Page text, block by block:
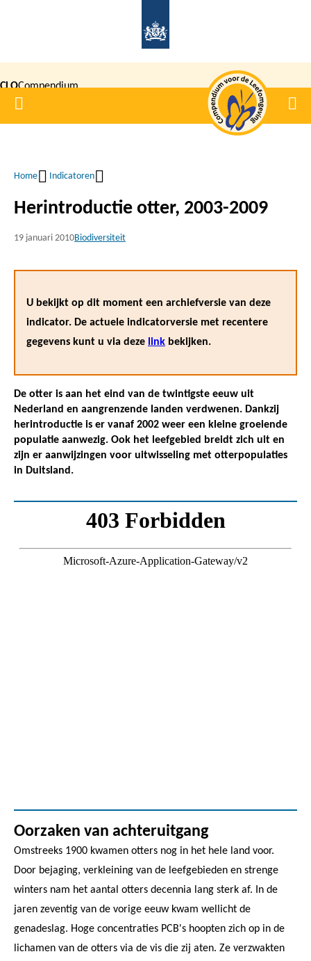
inhoud
gaan
CLOCompendium
voor de
Home
Kruimelpad
Home Indicatoren
Herintroductie otter, 2003-2009
19 januari 2010Biodiversiteit
U bekijkt op dit moment een archiefversie van deze
indicator. De actuele indicatorversie met recentere
gegevens kunt u via deze link bekijken.
De otter is aan het eind van de twintigste eeuw uit
Nederland en aangrenzende landen verdwenen. Dankzij
herintroductie is er vanaf 2002 weer een kleine groeiende
populatie aanwezig. Ook het leefgebied breidt zich uit en
zijn er aanwijzingen voor uitwisseling met otterpopulaties
in Duitsland.
Oorzaken van achteruitgang
Omstreeks 1900 kwamen otters nog in het hele land voor.
Door bejaging, verkleining van de leefgebieden en strenge
winters nam het aantal otters decennia lang sterk af. In de
jaren zeventig van de vorige eeuw kwam wellicht de
genadeslag. Hoge concentraties PCB's hoopten zich op in de
lichamen van de otters via de vis die zij aten. Ze verzwakten